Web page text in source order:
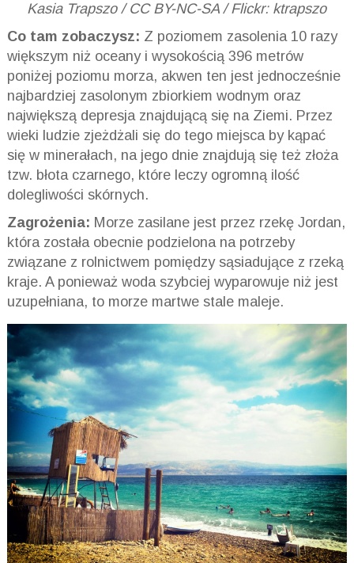
Kasia Trapszo / CC BY-NC-SA / Flickr: ktrapszo
Co tam zobaczysz: Z poziomem zasolenia 10 razy
większym niż oceany i wysokością 396 metrów
poniżej poziomu morza, akwen ten jest jednocześnie
najbardziej zasolonym zbiorkiem wodnym oraz
największą depresja znajdującą się na Ziemi. Przez
wieki ludzie zjeżdżali się do tego miejsca by kąpać
się w minerałach, na jego dnie znajdują się też złoża
tzw. błota czarnego, które leczy ogromną ilość
dolegliwości skórnych.
Zagrożenia: Morze zasilane jest przez rzekę Jordan,
która została obecnie podzielona na potrzeby
związane z rolnictwem pomiędzy sąsiadujące z rzeką
kraje. A ponieważ woda szybciej wyparowuje niż jest
uzupełniana, to morze martwe stale maleje.